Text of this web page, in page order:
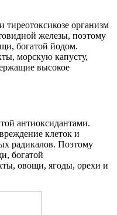
организм
железы, поэтому
богатой йодом.
морскую капусту,
высокое
антиоксидантами.
клеток и
радикалов. Поэтому
богатой
овощи, ягоды, орехи и